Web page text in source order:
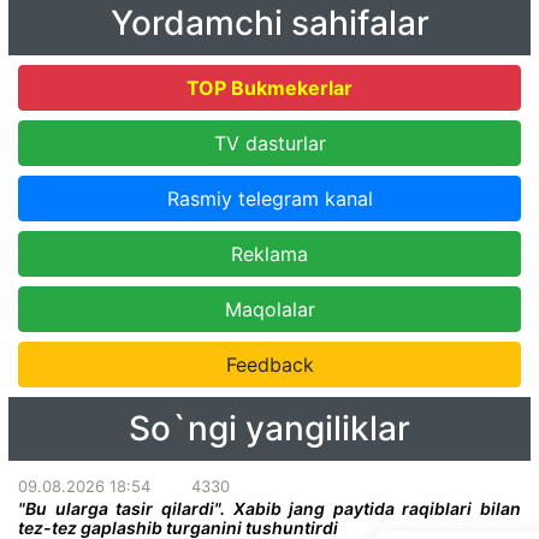
Yordamchi sahifalar
TOP Bukmekerlar
TV dasturlar
Rasmiy telegram kanal
Reklama
Maqolalar
Feedback
So`ngi yangiliklar
09.08.2026 18:54 4330
"Bu ularga tasir qilardi". Xabib jang paytida raqiblari bilan
tez-tez gaplashib turganini tushuntirdi